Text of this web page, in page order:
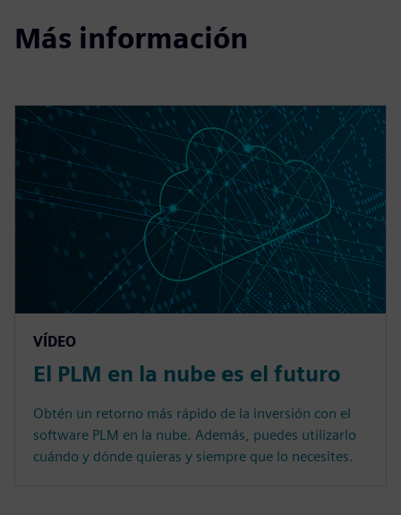
Más información
VÍDEO
El PLM en la nube es el futuro
Obtén un retorno más rápido de la inversión con el
software PLM en la nube. Además, puedes utilizarlo
cuándo y dónde quieras y siempre que lo necesites.